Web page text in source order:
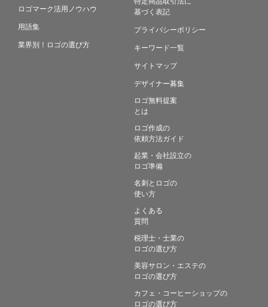
ロゴマーク活用ノウハウ
用語集
業界別！ロゴの選び方
基づく表記
プライバシーポリシー
キーワード一覧
サイトマップ
デザイナー募集
ロゴ無料提案
とは
ロゴ作成の
依頼方法ガイド
起業・会社設立の
ロゴ準備
名刺とロゴの
使い方
よくある
質問
税理士・士業の
ロゴの選び方
美容サロン・エステの
ロゴの選び方
カフェ・コーヒーショップの
ロゴの選び方